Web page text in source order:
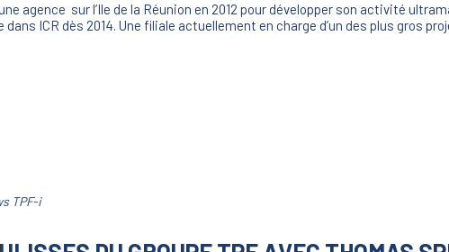
agence sur l’Ile de la Réunion en 2012 pour développer son activité
ICR dès 2014. Une filiale actuellement en charge d’un des plus gros
TPF-i